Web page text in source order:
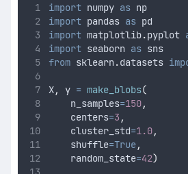
import numpy as np
import pandas as pd
import matplotlib.pyplot
import seaborn as sns
from sklearn.datasets
X, y = make_blobs(
n_samples=150,
centers=3 ,
cluster_std=1.0,
shuffle=True,
random_state=42)